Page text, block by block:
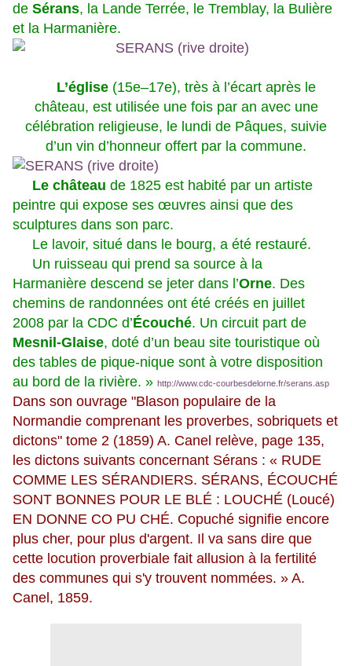
de Sérans, la Lande Terrée, le Tremblay, la Bulière
et la Harmanière.
L’église(15e–17e), très à l’écart après le
château, est utilisée une fois par an avec une
célébration religieuse, le lundi de Pâques, suivie
d’un vin d’honneur offert par la commune.
Le château de 1825 est habité par un artiste
peintre qui expose ses œuvres ainsi que des
sculptures dans son parc.
Le lavoir, situé dans le bourg, a été restauré.
Un ruisseau qui prend sa source à la
Harmanière descend se jeter dans l’Orne. Des
chemins de randonnées ont été créés en juillet
2008 par la CDC d’Écouché. Un circuit part de
Mesnil-Glaise, doté d’un beau site touristique où
des tables de pique-nique sont à votre disposition
au bord de la rivière. » http://www.cdc-courbesdelorne.fr/serans.asp
Dans son ouvrage "Blason populaire de la
Normandie comprenant les proverbes, sobriquets et
dictons" tome 2 (1859) A. Canel relève, page 135,
les dictons suivants concernant Sérans : « RUDE
COMME LES SÉRANDIERS. SÉRANS, ÉCOUCHÉ
SONT BONNES POUR LE BLÉ : LOUCHÉ (Loucé)
EN DONNE CO PU CHÉ. Copuché signifie encore
plus cher, pour plus d'argent. Il va sans dire que
cette locution proverbiale fait allusion à la fertilité
des communes qui s'y trouvent nommées. » A.
Canel, 1859.